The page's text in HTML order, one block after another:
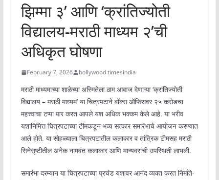
झिम्मा ३’ आणि ‘क्रांतिज्योती
विद्यालय-मराठी माध्यम २’ची
अधिकृत घोषणा
February 7, 2026 bollywood timesindia
मराठी माध्यमाच्या शाळेच्या अस्मितेला ठाम आवाज देणाऱ्या ‘क्रांतिज्योती
विद्यालय – मराठी माध्यम’ या चित्रपटाने बॉक्स ऑफिसवर २५ करोडचा
महत्त्वाचा टप्पा पार करत आपले यश अधिक भक्कम केले आहे. या भरीव
यशानिमित्त चित्रपटाच्या टीमकडून भव्य सत्कार समारंभाचे आयोजन करण्यात
आले होते. या सोहळ्याला चित्रपटातील कलाकार व तांत्रिक टीमसह मराठी
सिनेसृष्टीतील अनेक नामवंत कलाकार आणि मान्यवरांची उपस्थिती लाभली.
समारंभा दरम्यान या चित्रपटाच्या प्रचंड यशावर आनंद व्यक्त करत निर्माते-